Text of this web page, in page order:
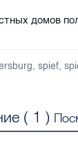
домов
,spief,
( 1 )